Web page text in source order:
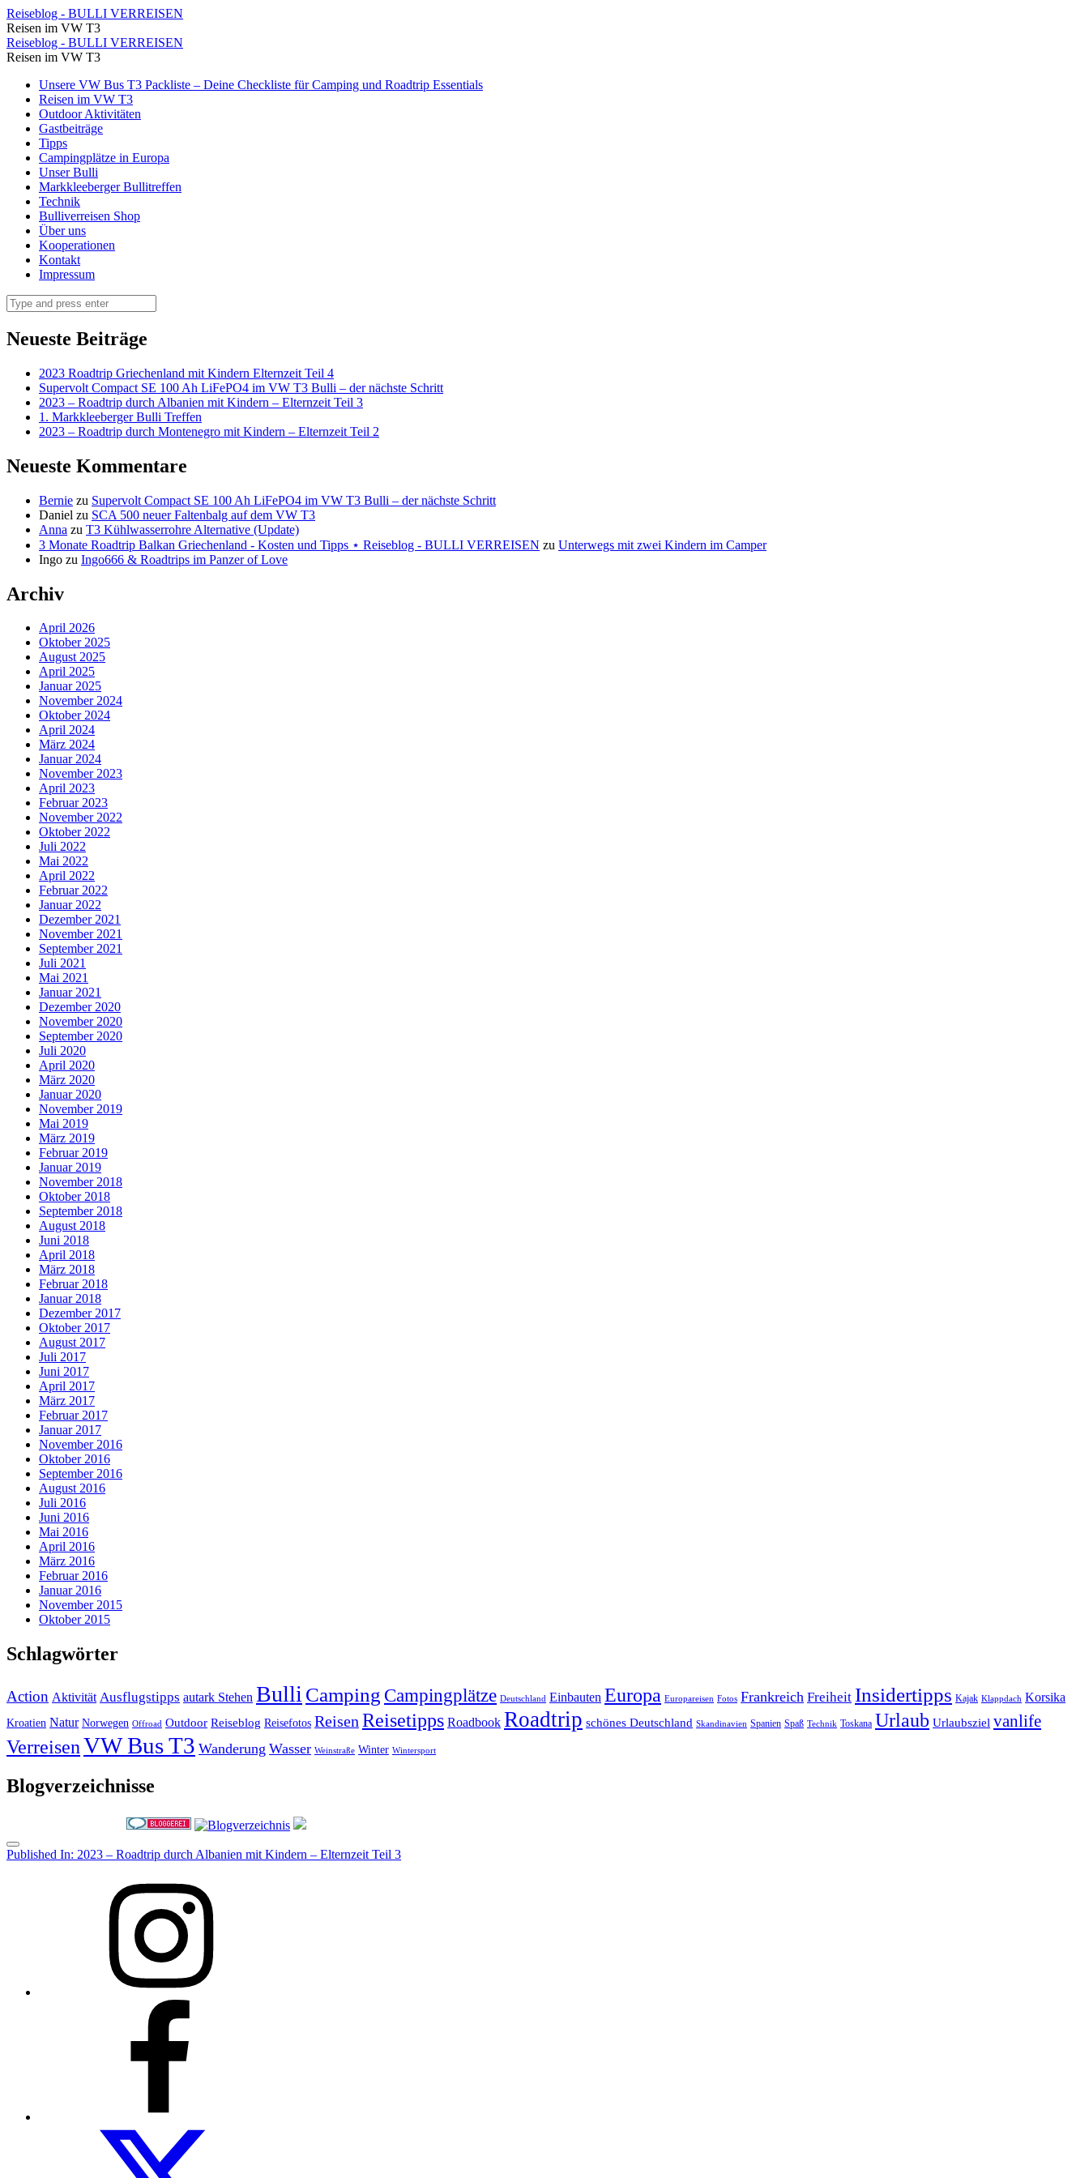
⋆
Reiseblog
-
BULLI
VERREISEN
Reiseblog - BULLI VERREISEN
Reisen im VW T3
⋆
Reiseblog
BULLI
VERREISEN
Reiseblog - BULLI VERREISEN
Reisen im VW T3
Skip
content
Unsere VW Bus T3 Packliste – Deine Checkliste für Camping und Roadtrip Essentials
Reisen im VW T3
Outdoor Aktivitäten
Gastbeiträge
Tipps
Campingplätze in Europa
Unser Bulli
Markkleeberger Bullitreffen
Technik
Bulliverreisen Shop
Über uns
Kooperationen
Kontakt
Impressum
Search
Neueste Beiträge
2023 Roadtrip Griechenland mit Kindern Elternzeit Teil 4
Supervolt Compact SE 100 Ah LiFePO4 im VW T3 Bulli – der nächste Schritt
2023 – Roadtrip durch Albanien mit Kindern – Elternzeit Teil 3
1. Markkleeberger Bulli Treffen
2023 – Roadtrip durch Montenegro mit Kindern – Elternzeit Teil 2
Neueste Kommentare
Bernie zu Supervolt Compact SE 100 Ah LiFePO4 im VW T3 Bulli – der nächste Schritt
Daniel zu SCA 500 neuer Faltenbalg auf dem VW T3
Anna zu T3 Kühlwasserrohre Alternative (Update)
3 Monate Roadtrip Balkan Griechenland - Kosten und Tipps ⋆ Reiseblog - BULLI VERREISEN zu Unterwegs mit zwei Kindern im Camper
Ingo zu Ingo666 & Roadtrips im Panzer of Love
Archiv
April 2026
Oktober 2025
August 2025
April 2025
Januar 2025
November 2024
Oktober 2024
April 2024
März 2024
Januar 2024
November 2023
April 2023
Februar 2023
November 2022
Oktober 2022
Juli 2022
Mai 2022
April 2022
Februar 2022
Januar 2022
Dezember 2021
November 2021
September 2021
Juli 2021
Mai 2021
Januar 2021
Dezember 2020
November 2020
September 2020
Juli 2020
April 2020
März 2020
Januar 2020
November 2019
Mai 2019
März 2019
Februar 2019
Januar 2019
November 2018
Oktober 2018
September 2018
August 2018
Juni 2018
April 2018
März 2018
Februar 2018
Januar 2018
Dezember 2017
Oktober 2017
August 2017
Juli 2017
Juni 2017
April 2017
März 2017
Februar 2017
Januar 2017
November 2016
Oktober 2016
September 2016
August 2016
Juli 2016
Juni 2016
Mai 2016
April 2016
März 2016
Februar 2016
Januar 2016
November 2015
Oktober 2015
Schlagwörter
Action Aktivität Ausflugstipps autark Stehen BulliCamping Campingplätze Deutschland Einbauten Europa Europareisen Fotos Frankreich Freiheit Insidertipps Kajak Klappdach Korsika
Kroatien Natur Norwegen Offroad Outdoor Reiseblog Reisefotos ReisenReisetipps Roadbook Roadtrip schönes Deutschland Skandinavien Spanien Spaß Technik Toskana Urlaub Urlaubsziel vanlife
VerreisenVW Bus T3 Wanderung Wasser Weinstraße Winter Wintersport
Blogverzeichnisse
Menu
Post
Published In: 2023 – Roadtrip durch Albanien mit Kindern – Elternzeit Teil 3